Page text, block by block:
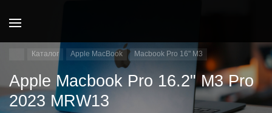
Каталог Apple MacBook Macbook Pro 16" M3
Apple Macbook Pro 16.2" M3 Pro
2023 MRW13